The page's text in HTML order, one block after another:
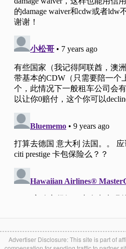
Advertiser Disclosure: This site is part of